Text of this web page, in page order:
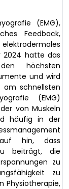
(EMG),
Feedback,
2024 hatte das
höchsten
und wird
am schnellsten
(EMG)
von Muskeln
häufig in der
hin, dass
beiträgt, die
zu
zu
Physiotherapie,